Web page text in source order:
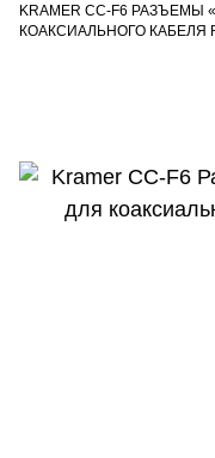
KRAMER CC-F6
КОАКСИАЛЬНОГО КАБЕЛЯ